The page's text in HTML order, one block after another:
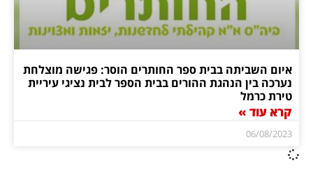
איום השביתה בבית ספר החותרים הוסר: פגישה מוצלחת
נערכה בין הנהגת ההורים בבית הספר לבית נציגי עיריית
טירת כרמל
קרא עוד »
06/08/2023